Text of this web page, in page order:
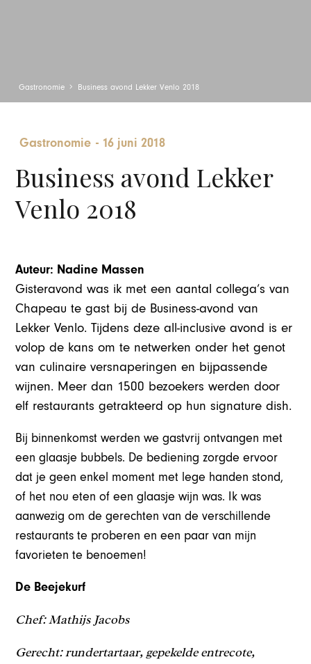
Gastronomie Business avond Lekker Venlo 2018
Gastronomie - 16 juni 2018
Business avond Lekker
Venlo 2018
Auteur: Nadine Massen
Gisteravond was ik met een aantal collega’s van
Chapeau te gast bij de Business-avond van
Lekker Venlo. Tijdens deze all-inclusive avond is er
volop de kans om te netwerken onder het genot
van culinaire versnaperingen en bijpassende
wijnen. Meer dan 1500 bezoekers werden door
elf restaurants getrakteerd op hun signature dish.
Bij binnenkomst werden we gastvrij ontvangen met
een glaasje bubbels. De bediening zorgde ervoor
dat je geen enkel moment met lege handen stond,
of het nou eten of een glaasje wijn was. Ik was
aanwezig om de gerechten van de verschillende
restaurants te proberen en een paar van mijn
favorieten te benoemen!
De Beejekurf
Chef: Mathijs Jacobs
Gerecht: rundertartaar, gepekelde entrecote,